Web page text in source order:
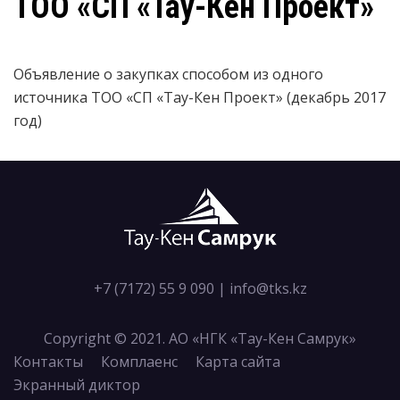
Объявление о закупках способом из одного
источника ТОО «СП «Тау-Кен Проект» (декабрь 2017
год)
+7 (7172) 55 9 090 | info@tks.kz
Copyright © 2021. АО «НГК «Тау-Кен Самрук»
Контакты
Комплаенс
Карта сайта
Экранный диктор